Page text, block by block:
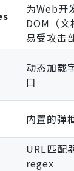
为Web开
DOM（文
易受攻击
动态加载
口
内置的弹
URL匹配
regex